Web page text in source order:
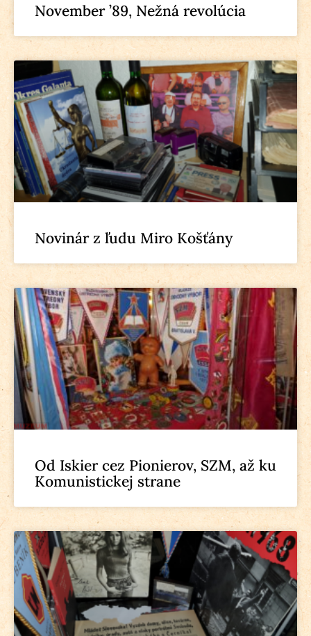
November ’89, Nežná revolúcia
Novinár z ľudu Miro Košťány
Od Iskier cez Pionierov, SZM, až ku
Komunistickej strane